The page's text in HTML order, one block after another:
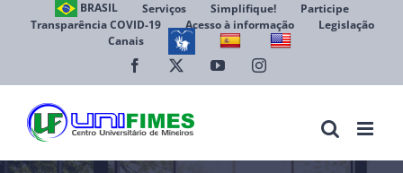
BRASIL Serviços Simplifique!
Participe
Transparência COVID-19
Acesso à informação
Legislação
Canais
Facebook YouTubeInstagram